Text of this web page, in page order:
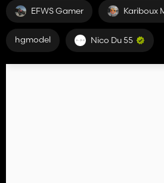
EFWS Gamer Kariboux
hgmodel Nico Du 55